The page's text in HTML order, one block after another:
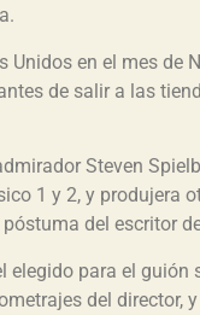
Unidos en el mes de
de salir a las
Steven
1 y 2, y produjera
del escritor
elegido para el guión
del director,